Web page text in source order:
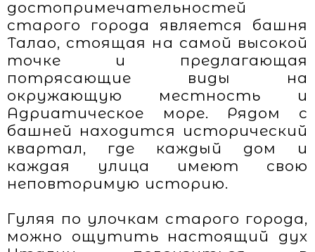
достопримечательностей
старого города является башня
Талао, стоящая на самой высокой
точке и предлагающая
потрясающие виды на
окружающую местность и
Адриатическое море. Рядом с
башней находится исторический
квартал, где каждый дом и
каждая улица имеют свою
неповторимую историю.
Гуляя по улочкам старого города,
можно ощутить настоящий дух